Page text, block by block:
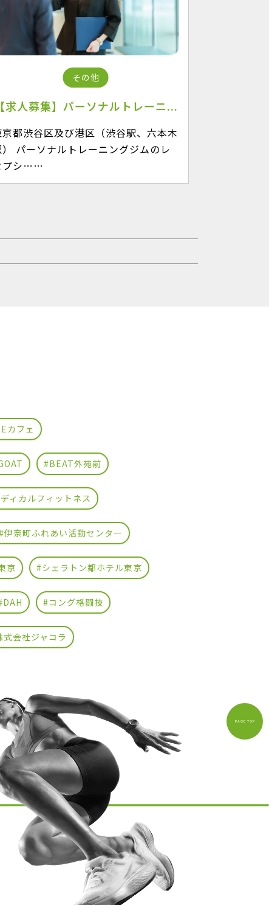
その他
【求人募集】パーソナルトレーニ...
京都渋谷区及び港区（渋谷駅、六本木
パーソナルトレーニングジムのレ
プシ……
カフェ
#BEAT外苑前
ィカルフィットネス
伊奈町ふれあい活動センター
京 #シェラトン都ホテル東京
#コング格闘技
式会社ジャコラ
PAGE TOP